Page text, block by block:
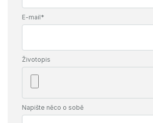
E-mail*
Životopis
Napište něco o sobě